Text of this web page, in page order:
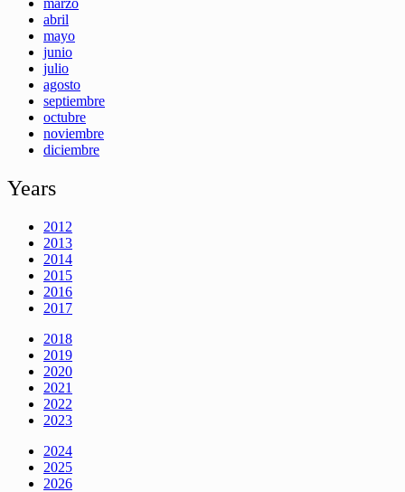
abril
mayo
junio
julio
agosto
septiembre
octubre
noviembre
diciembre
Years
2012
2013
2014
2015
2016
2017
2018
2019
2020
2021
2022
2023
2024
2025
2026